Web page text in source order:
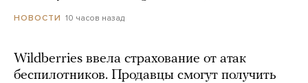
НОВОСТИ 10 часов назад
Wildberries ввела страхование от атак
беспилотников. Продавцы смогут получить